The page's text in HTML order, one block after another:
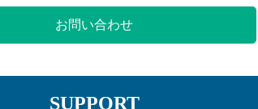
お問い合わせ
SUPPORT